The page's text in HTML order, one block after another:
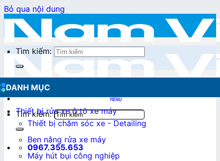
Bỏ qua nội dung
Tìm kiếm:
0967.355.653
Tìm kiếm:
DANH MỤC
Thiết bị rửa xe ô tô xe máy
Thiết bị chăm sóc xe - Detailing
Ben nâng rửa xe máy
Máy hút bụi công nghiệp